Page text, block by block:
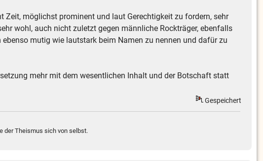
möglichst prominent und laut Gerechtigkeit zu fordern, sehr
wohl, auch nicht zuletzt gegen männliche Rockträger, ebenfalls
mutig wie lautstark beim Namen zu nennen und dafür zu
mehr mit dem wesentlichen Inhalt und der Botschaft statt
Gespeichert
der Theismus sich von selbst.